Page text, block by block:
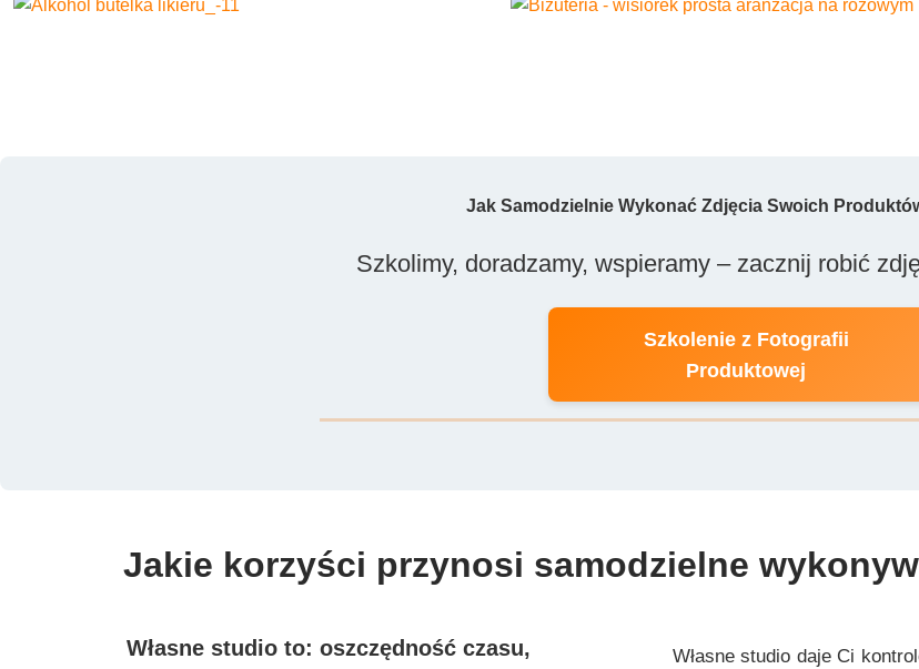
Jak Samodzielnie Wykonać Zdjęcia Swoich
Szkolimy, doradzamy, wspieramy – zacznij robić
Szkolenie z Fotografii
Produktowej
Jakie korzyści przynosi samodzielne
Własne studio to: oszczędność czasu, Własne studio daje Ci